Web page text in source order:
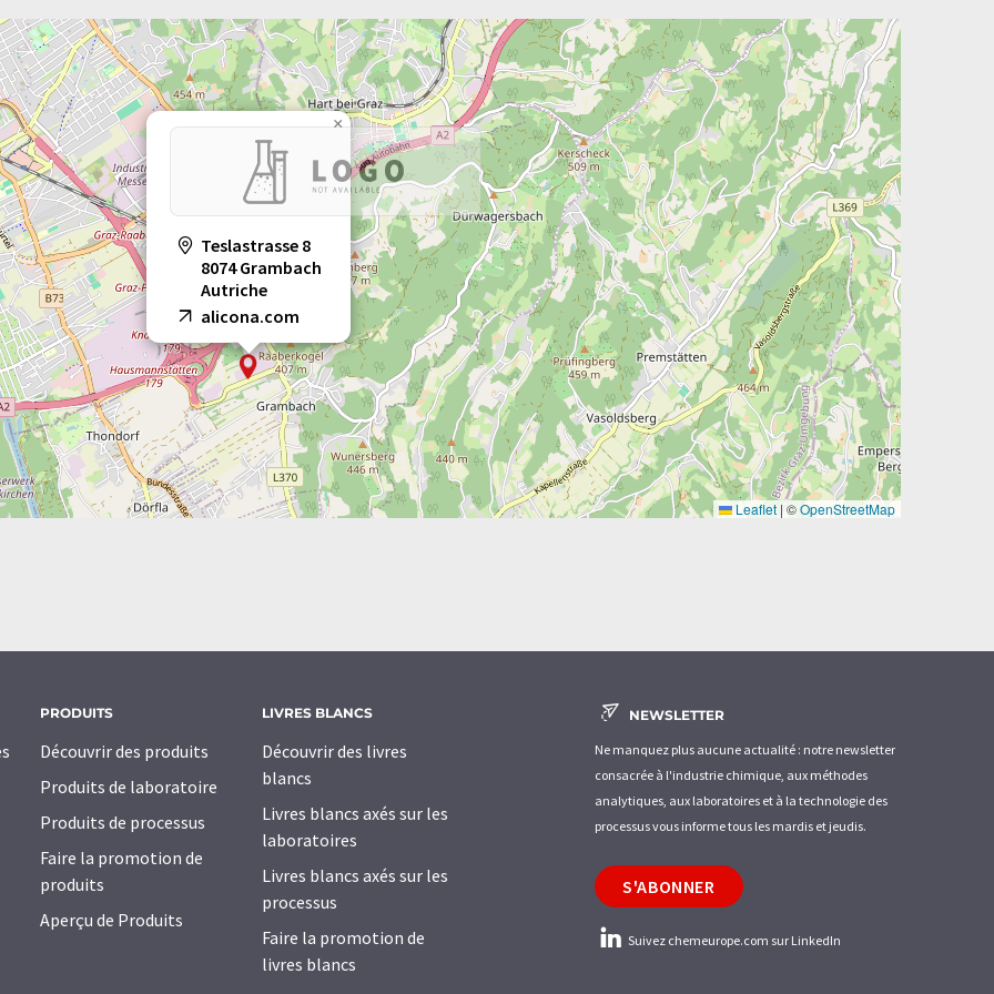
Teslastrasse 8
8074 Grambach
Autriche
alicona.com
×
Leaflet | ©OpenStreetMap
PRODUITS
Découvrir des produits
Produits de laboratoire
Produits de processus
Faire la promotion de
produits
Aperçu de Produits
LIVRES BLANCS
Découvrir des livres
blancs
Livres blancs axés sur les
laboratoires
Livres blancs axés sur les
processus
Faire la promotion de
livres blancs
NEWSLETTER
Ne manquez plus aucune actualité : notre newsletter
consacrée à l'industrie chimique, aux méthodes
analytiques, aux laboratoires et à la technologie des
processus vous informe tous les mardis et jeudis.
S'ABONNER
Suivez chemeurope.com sur LinkedIn